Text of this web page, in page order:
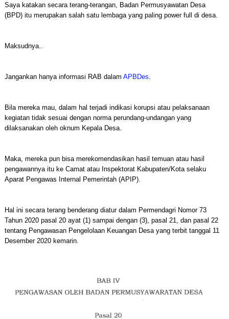
Saya katakan secara terang-terangan, Badan Permusyawatan Desa
(BPD) itu merupakan salah satu lembaga yang paling power full di desa.
Maksudnya..
Jangankan hanya informasi RAB dalam APBDes.
Bila mereka mau, dalam hal terjadi indikasi korupsi atau pelaksanaan
kegiatan tidak sesuai dengan norma perundang-undangan yang
dilaksanakan oleh oknum Kepala Desa.
Maka, mereka pun bisa merekomendasikan hasil temuan atau hasil
pengawannya itu ke Camat atau Inspektorat Kabupaten/Kota selaku
Aparat Pengawas Internal Pemerintah (APIP).
Hal ini secara terang benderang diatur dalam Permendagri Nomor 73
Tahun 2020 pasal 20 ayat (1) sampai dengan (3), pasal 21, dan pasal 22
tentang Pengawasan Pengelolaan Keuangan Desa yang terbit tanggal 11
Desember 2020 kemarin.